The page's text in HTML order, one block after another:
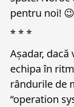
pentru noi! 😉
* * *
Așadar,
echipa în
rândurile de
“operation